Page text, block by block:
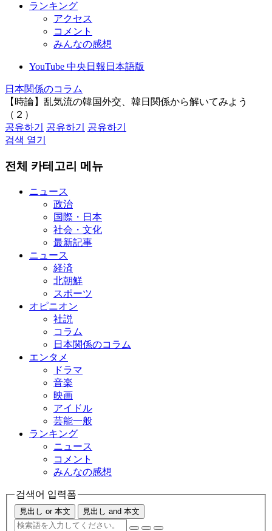
ランキング
アクセス
コメント
みんなの感想
YouTube 中央日報日本語版
日本関係のコラム
【時論】乱気流の韓国外交、韓日関係から解いてみよう
（２）
공유하기
공유하기
공유하기
검색 열기
전체 카테고리 메뉴
ニュース
政治
国際・日本
社会・文化
最新記事
ニュース
経済
北朝鮮
スポーツ
オピニオン
社説
コラム
日本関係のコラム
エンタメ
ドラマ
音楽
映画
アイドル
芸能一般
ランキング
ニュース
コメント
みんなの感想
검색어 입력폼
見出し or 本文 見出し and 本文